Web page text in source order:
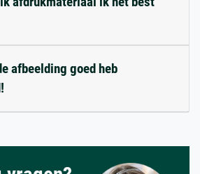
afbeelding goed heb